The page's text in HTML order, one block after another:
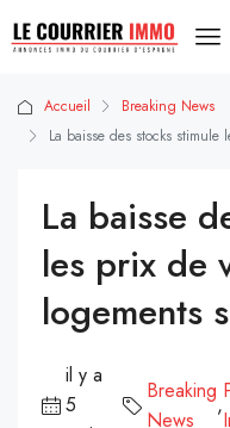
Accueil
Breaking News
La baisse des stocks
La baisse
les prix de
logements
il y a
5
Breaking
News
,